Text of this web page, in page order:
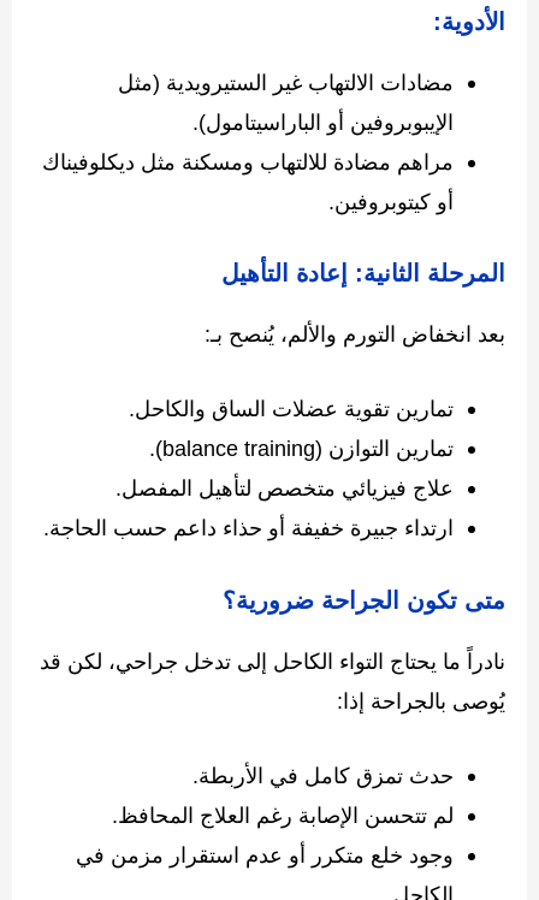
الأدوية:
مضادات الالتهاب غير الستيرويدية (مثل
الإيبوبروفين أو الباراسيتامول).
مراهم مضادة للالتهاب ومسكنة مثل ديكلوفيناك
أو كيتوبروفين.
المرحلة الثانية: إعادة التأهيل
بعد انخفاض التورم والألم، يُنصح بـ:
تمارين تقوية عضلات الساق والكاحل.
تمارين التوازن (balance training).
علاج فيزيائي متخصص لتأهيل المفصل.
ارتداء جبيرة خفيفة أو حذاء داعم حسب الحاجة.
متى تكون الجراحة ضرورية؟
نادراً ما يحتاج التواء الكاحل إلى تدخل جراحي، لكن قد
يُوصى بالجراحة إذا:
حدث تمزق كامل في الأربطة.
لم تتحسن الإصابة رغم العلاج المحافظ.
وجود خلع متكرر أو عدم استقرار مزمن في
الكاحل.